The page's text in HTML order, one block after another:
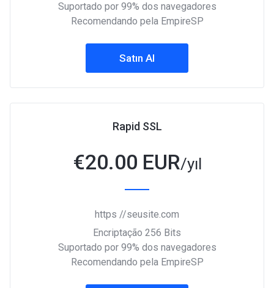
Suportado por 99% dos navegadores
Recomendando pela EmpireSP
Satın Al
Rapid SSL
€20.00 EUR/yıl
https //seusite.com
Encriptação 256 Bits
Suportado por 99% dos navegadores
Recomendando pela EmpireSP